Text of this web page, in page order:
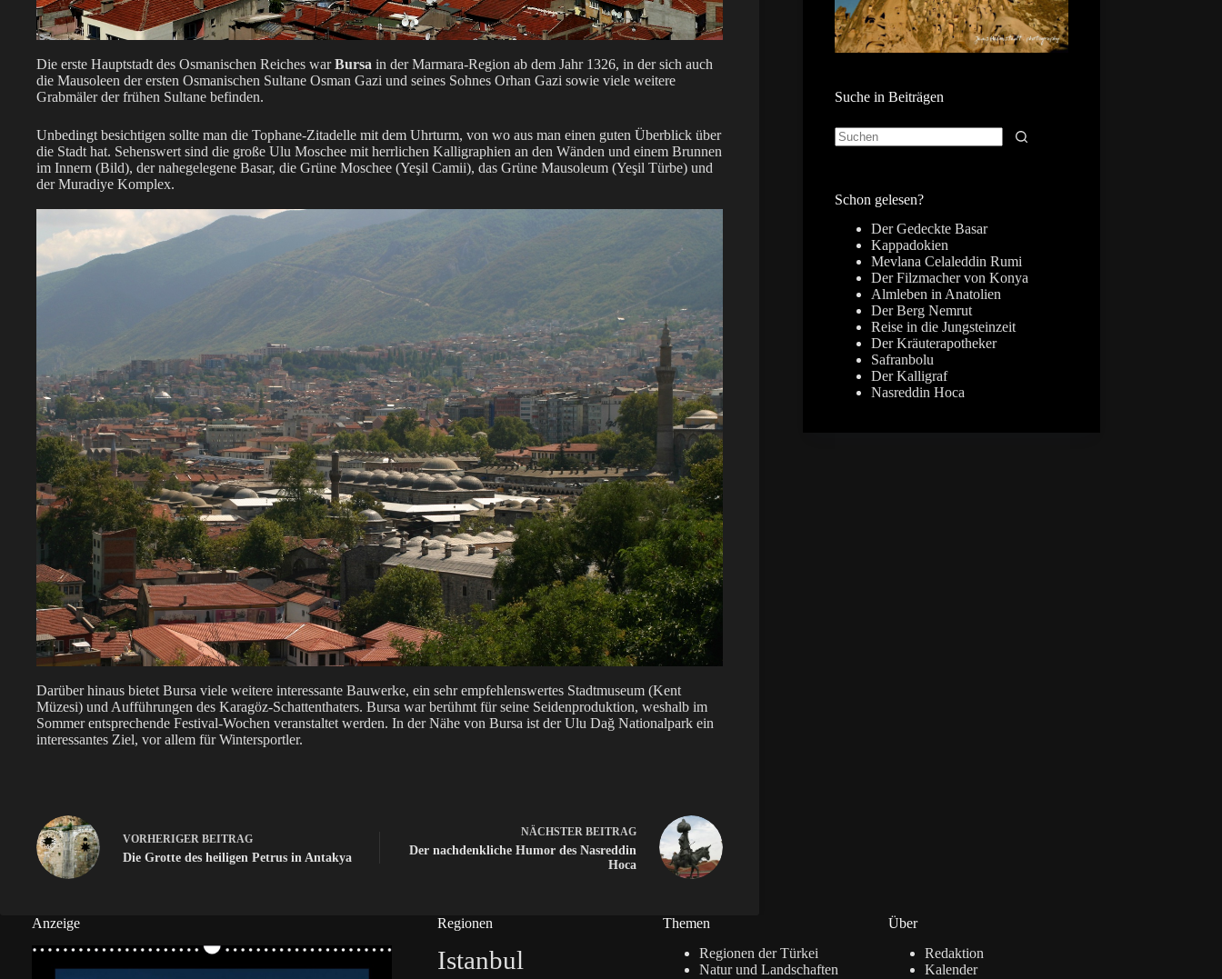
Die erste Hauptstadt des Osmanischen Reiches warBursa in der Marmara-Region ab dem Jahr 1326, in der sich auch
die Mausoleen der ersten Osmanischen Sultane Osman Gazi und seines Sohnes Orhan Gazi sowie viele weitere
Grabmäler der frühen Sultane befinden.
Unbedingt besichtigen sollte man die Tophane-Zitadelle mit dem Uhrturm, von wo aus man einen guten Überblick über
die Stadt hat. Sehenswert sind die große Ulu Moschee mit herrlichen Kalligraphien an den Wänden und einem Brunnen
im Innern (Bild), der nahegelegene Basar, die Grüne Moschee (Yeşil Camii), das Grüne Mausoleum (Yeşil Türbe) und
der Muradiye Komplex.
Darüber hinaus bietet Bursa viele weitere interessante Bauwerke, ein sehr empfehlenswertes Stadtmuseum (Kent
Müzesi) und Aufführungen des Karagöz-Schattenthaters. Bursa war berühmt für seine Seidenproduktion, weshalb im
Sommer entsprechende Festival-Wochen veranstaltet werden. In der Nähe von Bursa ist der Ulu Dağ Nationalpark ein
interessantes Ziel, vor allem für Wintersportler.
VORHERIGER BEITRAG
Die Grotte des heiligen Petrus in Antakya
NÄCHSTER BEITRAG
Der nachdenkliche Humor des Nasreddin
Hoca
Suche in Beiträgen
Schon gelesen?
Der Gedeckte Basar
Kappadokien
Mevlana Celaleddin Rumi
Der Filzmacher von Konya
Almleben in Anatolien
Der Berg Nemrut
Reise in die Jungsteinzeit
Der Kräuterapotheker
Safranbolu
Der Kalligraf
Nasreddin Hoca
Anzeige Regionen
Istanbul
Themen
Regionen der Türkei
Natur und Landschaften
Über
Redaktion
Kalender